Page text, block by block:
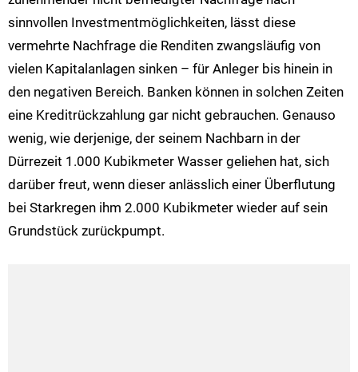
sinnvollen Investmentmöglichkeiten, lässt diese
vermehrte Nachfrage die Renditen zwangsläufig von
vielen Kapitalanlagen sinken – für Anleger bis hinein in
den negativen Bereich. Banken können in solchen Zeiten
eine Kreditrückzahlung gar nicht gebrauchen. Genauso
wenig, wie derjenige, der seinem Nachbarn in der
Dürrezeit 1.000 Kubikmeter Wasser geliehen hat, sich
darüber freut, wenn dieser anlässlich einer Überflutung
bei Starkregen ihm 2.000 Kubikmeter wieder auf sein
Grundstück zurückpumpt.